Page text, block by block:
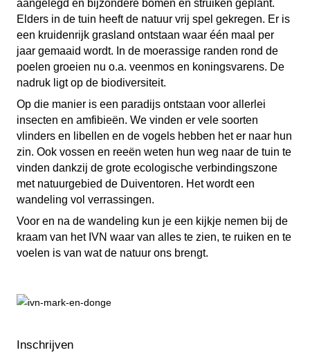
aangelegd en bijzondere bomen en struiken geplant.
Elders in de tuin heeft de natuur vrij spel gekregen. Er is
een kruidenrijk grasland ontstaan waar één maal per
jaar gemaaid wordt. In de moerassige randen rond de
poelen groeien nu o.a. veenmos en koningsvarens. De
nadruk ligt op de biodiversiteit.
Op die manier is een paradijs ontstaan voor allerlei
insecten en amfibieën. We vinden er vele soorten
vlinders en libellen en de vogels hebben het er naar hun
zin. Ook vossen en reeën weten hun weg naar de tuin te
vinden dankzij de grote ecologische verbindingszone
met natuurgebied de Duiventoren. Het wordt een
wandeling vol verrassingen.
Voor en na de wandeling kun je een kijkje nemen bij de
kraam van het IVN waar van alles te zien, te ruiken en te
voelen is van wat de natuur ons brengt.
Inschrijven